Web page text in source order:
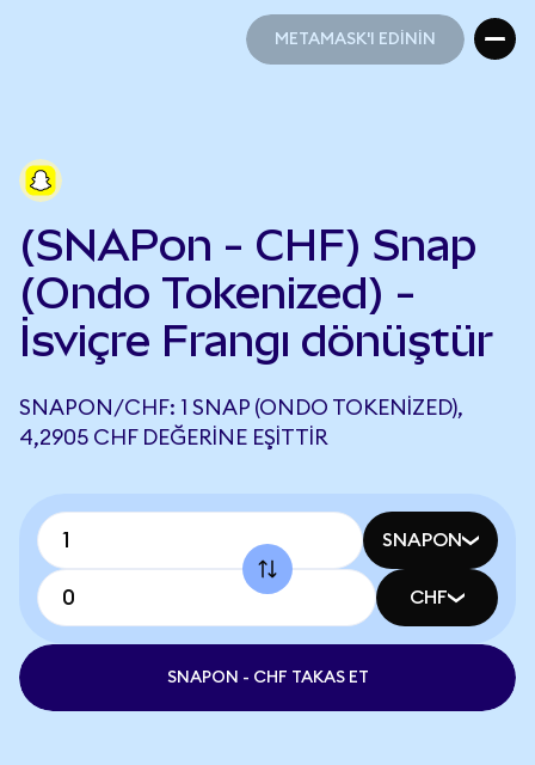
METAMASK'I EDİNİN
(SNAPon - CHF) Snap
(Ondo Tokenized) -
İsviçre Frangı dönüştür
SNAPON/CHF: 1 SNAP (ONDO TOKENIZED),
4,2905 CHF DEĞERINE EŞITTIR
SNAPON
CHF
SNAPON - CHF TAKAS ET